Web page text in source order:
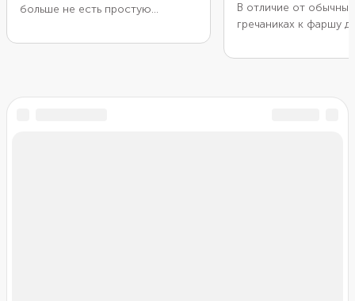
больше не есть простую
готовить из нее интересные
В отличие от обычных
гречаниках к фаршу
блюдо получится
свежими овощами.